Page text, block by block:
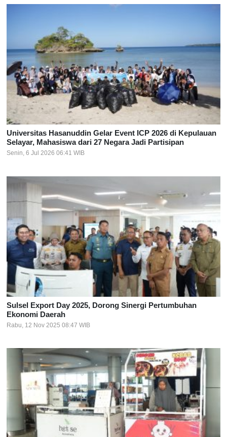
Universitas Hasanuddin Gelar Event ICP 2026 di Kepulauan
Selayar, Mahasiswa dari 27 Negara Jadi Partisipan
Senin, 6 Jul 2026 06:41 WIB
Sulsel Export Day 2025, Dorong Sinergi Pertumbuhan
Ekonomi Daerah
Rabu, 12 Nov 2025 08:47 WIB